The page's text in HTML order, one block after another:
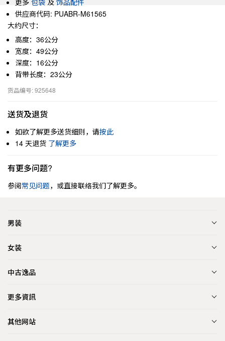
更多 包袋 及 饰品配件
供应商代码: PUABR-M61565
大约尺寸：
高度：36公分
宽度：49公分
深度：16公分
背带长度：23公分
货品编号: 925648
送货及退货
如欲了解更多送货细则，请按此
14 天退货 了解更多
有更多问题?
参阅常见问题，或直接联络我们了解更多。
男装
女装
中古逸品
更多資訊
其他网站